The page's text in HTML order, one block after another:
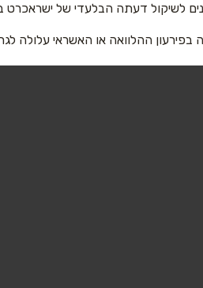
לשיקול דעתה הבלעדי של ישראכרט
בפירעון ההלוואה או האשראי עלולה